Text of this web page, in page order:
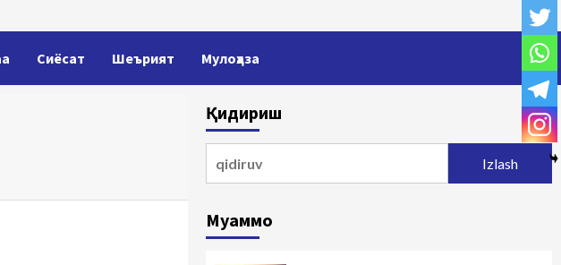
Сиёсат Шеърият Мулоҳаза
Қидириш
Муаммо